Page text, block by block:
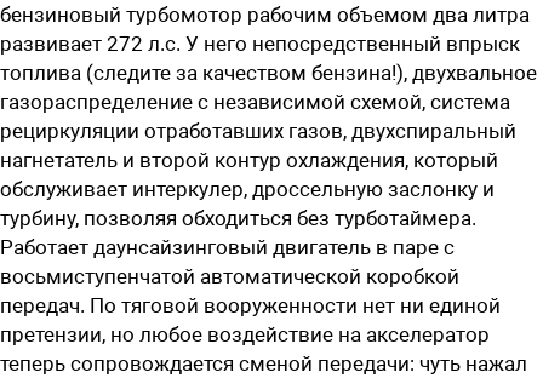
бензиновый турбомотор рабочим объемом два литра
развивает 272 л.с. У него непосредственный впрыск
топлива (следите за качеством бензина!), двухвальное
газораспределение с независимой схемой, система
рециркуляции отработавших газов, двухспиральный
нагнетатель и второй контур охлаждения, который
обслуживает интеркулер, дроссельную заслонку и
турбину, позволяя обходиться без турботаймера.
Работает даунсайзинговый двигатель в паре с
восьмиступенчатой автоматической коробкой
передач. По тяговой вооруженности нет ни единой
претензии, но любое воздействие на акселератор
теперь сопровождается сменой передачи: чуть нажал